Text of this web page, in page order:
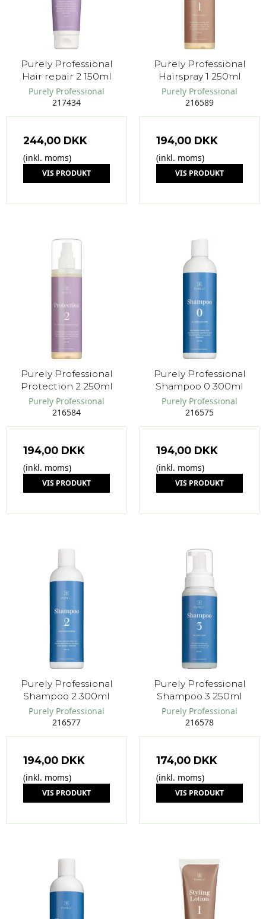
Purely Professional
Hair repair 2 150ml
Purely Professional
217434
244,00 DKK
(inkl. moms)
VIS PRODUKT
Purely Professional
Hairspray 1 250ml
Purely Professional
216589
194,00 DKK
(inkl. moms)
VIS PRODUKT
Purely Professional
Protection 2 250ml
Purely Professional
216584
194,00 DKK
(inkl. moms)
VIS PRODUKT
Purely Professional
Shampoo 0 300ml
Purely Professional
216575
194,00 DKK
(inkl. moms)
VIS PRODUKT
Purely Professional
Shampoo 2 300ml
Purely Professional
216577
194,00 DKK
(inkl. moms)
VIS PRODUKT
Purely Professional
Shampoo 3 250ml
Purely Professional
216578
174,00 DKK
(inkl. moms)
VIS PRODUKT